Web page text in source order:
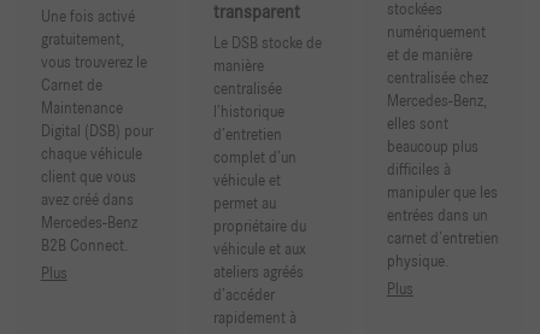
Une fois activé
gratuitement,
vous trouverez le
Carnet de
Maintenance
Digital (DSB) pour
chaque véhicule
client que vous
avez créé dans
Mercedes-Benz
B2B Connect.
Plus
transparent
Le DSB stocke de
manière
centralisée
l’historique
d’entretien
complet d’un
véhicule et
permet au
propriétaire du
véhicule et aux
ateliers agréés
d’accéder
rapidement à
stockées
numériquement
et de manière
centralisée chez
Mercedes-Benz,
elles sont
beaucoup plus
difficiles à
manipuler que les
entrées dans un
carnet d’entretien
physique.
Plus